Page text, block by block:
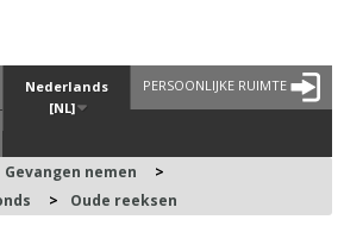
PERSOONLIJKE RUIMTE
Nederlands
[NL]
Gevangen nemen
>
> Oude reeksen